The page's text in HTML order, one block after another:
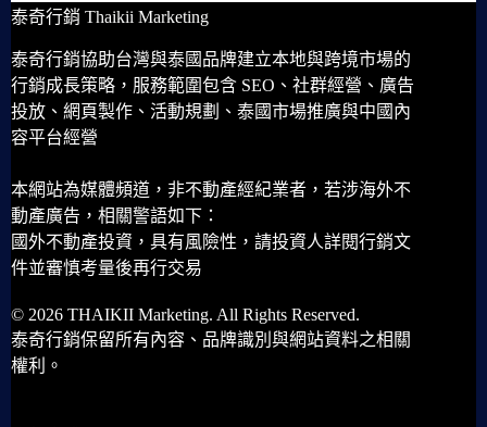
泰奇行銷 Thaikii Marketing
泰奇行銷協助台灣與泰國品牌建立本地與跨境市場的
行銷成長策略，服務範圍包含 SEO、社群經營、廣告
投放、網頁製作、活動規劃、泰國市場推廣與中國內
容平台經營
本網站為媒體頻道，非不動產經紀業者，若涉海外不
動產廣告，相關警語如下：
國外不動產投資，具有風險性，請投資人詳閱行銷文
件並審慎考量後再行交易
© 2026 THAIKII Marketing. All Rights Reserved.
泰奇行銷保留所有內容、品牌識別與網站資料之相關
權利。